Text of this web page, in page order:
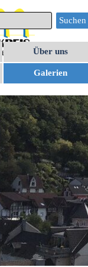
Suchen
Über uns
Galerien